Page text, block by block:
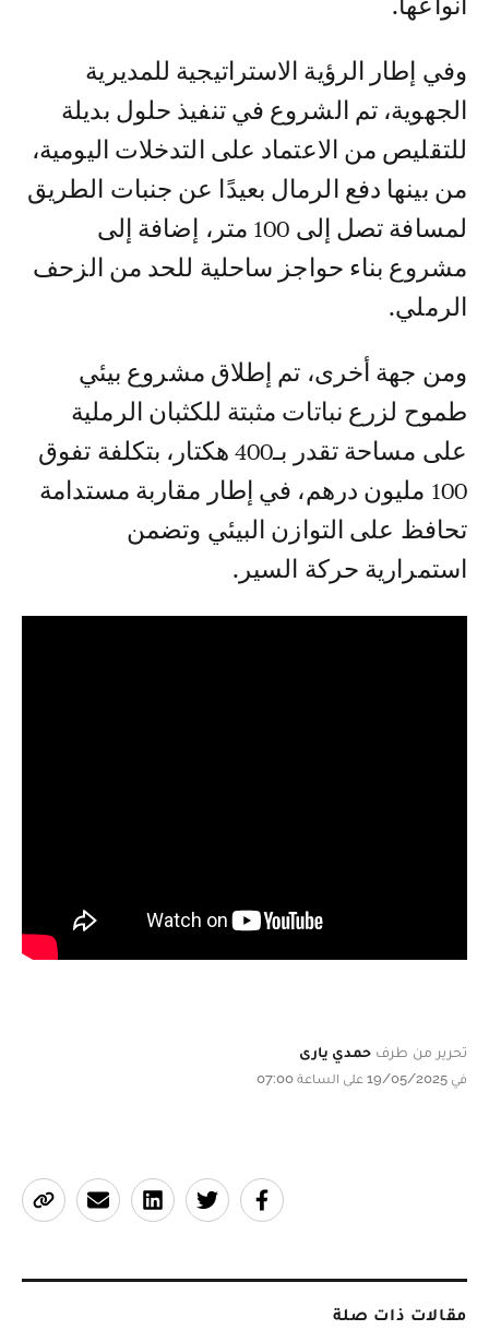
أنواعها.
وفي إطار الرؤية الاستراتيجية للمديرية
الجهوية، تم الشروع في تنفيذ حلول بديلة
للتقليص من الاعتماد على التدخلات اليومية،
من بينها دفع الرمال بعيدًا عن جنبات الطريق
لمسافة تصل إلى 100 متر، إضافة إلى
مشروع بناء حواجز ساحلية للحد من الزحف
الرملي.
ومن جهة أخرى، تم إطلاق مشروع بيئي
طموح لزرع نباتات مثبتة للكثبان الرملية
على مساحة تقدر بـ400 هكتار، بتكلفة تفوق
100 مليون درهم، في إطار مقاربة مستدامة
تحافظ على التوازن البيئي وتضمن
استمرارية حركة السير.
تحرير من طرف حمدي يارى
في 19/05/2025 على الساعة 07:00
مقالات ذات صلة